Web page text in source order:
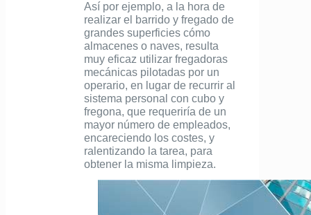
Así por ejemplo, a la hora de
realizar el barrido y fregado de
grandes superficies cómo
almacenes o naves, resulta
muy eficaz utilizar fregadoras
mecánicas pilotadas por un
operario, en lugar de recurrir al
sistema personal con cubo y
fregona, que requeriría de un
mayor número de empleados,
encareciendo los costes, y
ralentizando la tarea, para
obtener la misma limpieza.